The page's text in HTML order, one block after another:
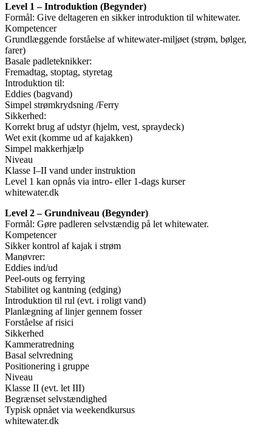
Level 1 – Introduktion (Begynder)
Formål: Give deltageren en sikker introduktion til whitewater.
Kompetencer
Grundlæggende forståelse af whitewater-miljøet (strøm, bølger,
farer)
Basale padleteknikker:
Fremadtag, stoptag, styretag
Introduktion til:
Eddies (bagvand)
Simpel strømkrydsning /Ferry
Sikkerhed:
Korrekt brug af udstyr (hjelm, vest, spraydeck)
Wet exit (komme ud af kajakken)
Simpel makkerhjælp
Niveau
Klasse I–II vand under instruktion
Level 1 kan opnås via intro- eller 1-dags kurser
whitewater.dk
Level 2 – Grundniveau (Begynder)
Formål: Gøre padleren selvstændig på let whitewater.
Kompetencer
Sikker kontrol af kajak i strøm
Manøvrer:
Eddies ind/ud
Peel-outs og ferrying
Stabilitet og kantning (edging)
Introduktion til rul (evt. i roligt vand)
Planlægning af linjer gennem fosser
Forståelse af risici
Sikkerhed
Kammeratredning
Basal selvredning
Positionering i gruppe
Niveau
Klasse II (evt. let III)
Begrænset selvstændighed
Typisk opnået via weekendkursus
whitewater.dk